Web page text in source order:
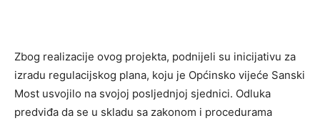
Zbog realizacije ovog projekta, podnijeli su inicijativu za
izradu regulacijskog plana, koju je Općinsko vijeće Sanski
Most usvojilo na svojoj posljednjoj sjednici. Odluka
predviđa da se u skladu sa zakonom i procedurama